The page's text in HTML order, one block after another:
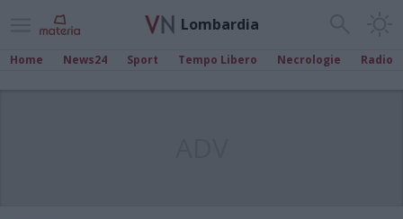
Lombardia
Home News24 Sport Tempo Libero Necrologie Radio